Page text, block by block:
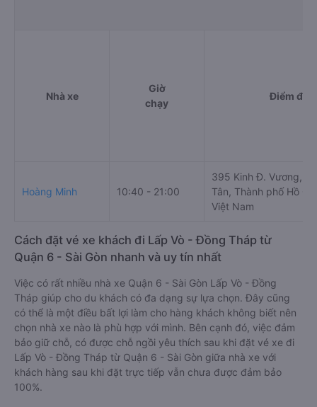
Nhà xe
Giờ
chạy
Điểm đi
Hoàng Minh 10:40 - 21:00
395 Kinh Đ. Vương,
Tân, Thành phố Hồ
Việt Nam
Cách đặt vé xe khách đi Lấp Vò - Đồng Tháp từ
Quận 6 - Sài Gòn nhanh và uy tín nhất
Việc có rất nhiều nhà xe Quận 6 - Sài Gòn Lấp Vò - Đồng
Tháp giúp cho du khách có đa dạng sự lựa chọn. Đây cũng
có thể là một điều bất lợi làm cho hàng khách không biết nên
chọn nhà xe nào là phù hợp với mình. Bên cạnh đó, việc đảm
bảo giữ chỗ, có được chỗ ngồi yêu thích sau khi đặt vé xe đi
Lấp Vò - Đồng Tháp từ Quận 6 - Sài Gòn giữa nhà xe với
khách hàng sau khi đặt trực tiếp vẫn chưa được đảm bảo
100%.